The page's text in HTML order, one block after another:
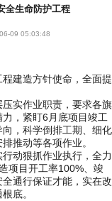
全生命防护工程
09 05:03:48
建造方针使命，全面提
实作业职责，要求各旗
，紧盯6月底项目竣工
，科学倒排工期、细化
推动等各项作业。
动狠抓作业执行，全力
项目开工率100%、竣
通行保证才能，实在改
底。